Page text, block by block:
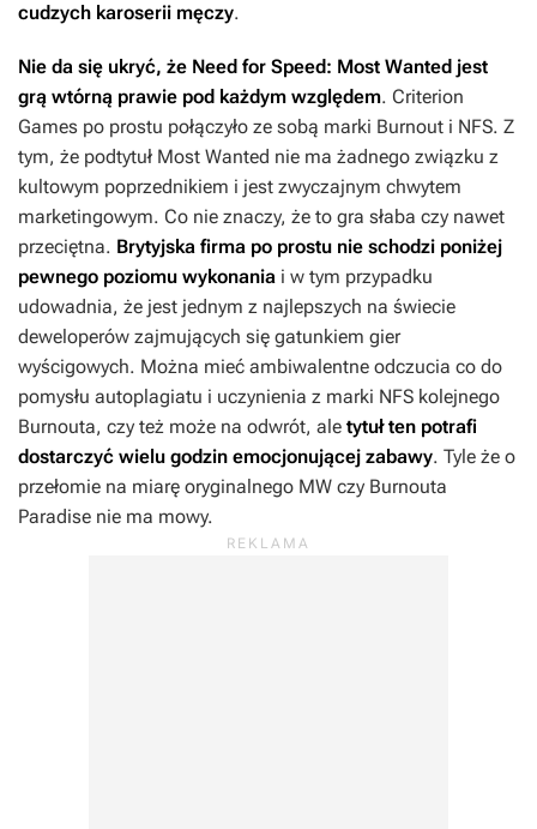
cudzych karoserii męczy.
Nie da się ukryć, że Need for Speed: Most Wanted jest
grą wtórną prawie pod każdym względem. Criterion
Games po prostu połączyło ze sobą marki Burnout i NFS. Z
tym, że podtytuł Most Wanted nie ma żadnego związku z
kultowym poprzednikiem i jest zwyczajnym chwytem
marketingowym. Co nie znaczy, że to gra słaba czy nawet
przeciętna. Brytyjska firma po prostu nie schodzi poniżej
pewnego poziomu wykonania i w tym przypadku
udowadnia, że jest jednym z najlepszych na świecie
deweloperów zajmujących się gatunkiem gier
wyścigowych. Można mieć ambiwalentne odczucia co do
pomysłu autoplagiatu i uczynienia z marki NFS kolejnego
Burnouta, czy też może na odwrót, ale tytuł ten potrafi
dostarczyć wielu godzin emocjonującej zabawy. Tyle że o
przełomie na miarę oryginalnego MW czy Burnouta
Paradise nie ma mowy.